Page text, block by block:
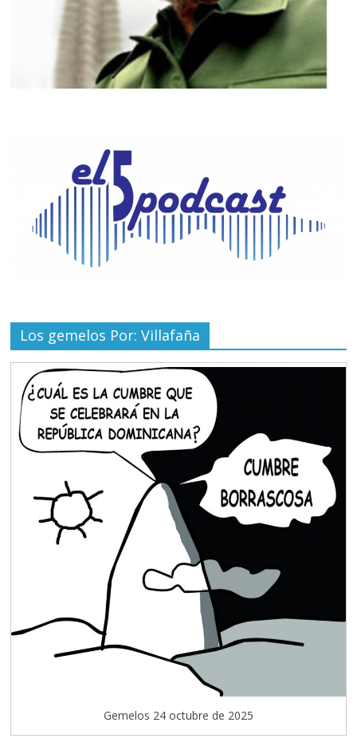
Los gemelos Por: Villafaña
Gemelos 24 octubre de 2025